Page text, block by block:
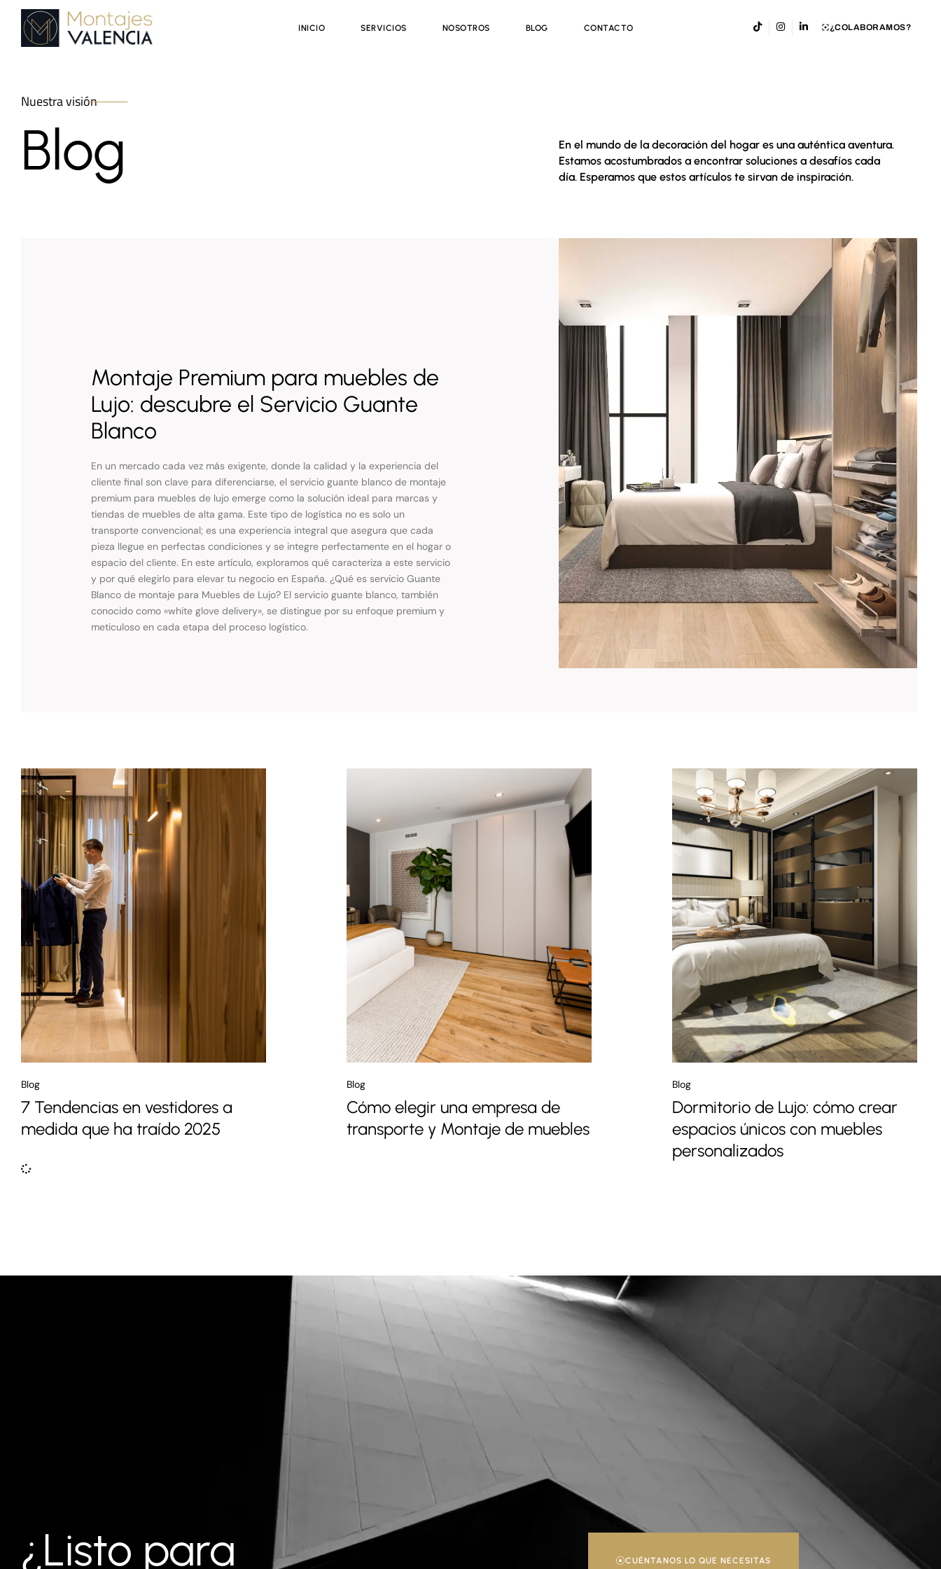
INICIO SERVICIOS NOSOTROS BLOG CONTACTO ¿COLABORAMOS?
Nuestra visión
Blog
En el mundo de la decoración del hogar es una auténtica aventura.
Estamos acostumbrados a encontrar soluciones a desafíos cada
día. Esperamos que estos artículos te sirvan de inspiración.
Montaje Premium para muebles de
Lujo: descubre el Servicio Guante
Blanco
En un mercado cada vez más exigente, donde la calidad y la experiencia del
cliente final son clave para diferenciarse, el servicio guante blanco de montaje
premium para muebles de lujo emerge como la solución ideal para marcas y
tiendas de muebles de alta gama. Este tipo de logística no es solo un
transporte convencional; es una experiencia integral que asegura que cada
pieza llegue en perfectas condiciones y se integre perfectamente en el hogar o
espacio del cliente. En este artículo, exploramos qué caracteriza a este servicio
y por qué elegirlo para elevar tu negocio en España. ¿Qué es servicio Guante
Blanco de montaje para Muebles de Lujo? El servicio guante blanco, también
conocido como «white glove delivery», se distingue por su enfoque premium y
meticuloso en cada etapa del proceso logístico.
Blog
7 Tendencias en vestidores a
medida que ha traído 2025
Blog
Cómo elegir una empresa de
transporte y Montaje de muebles
Blog
Dormitorio de Lujo: cómo crear
espacios únicos con muebles
personalizados
¿Listo para CUÉNTANOS LO QUE NECESITAS